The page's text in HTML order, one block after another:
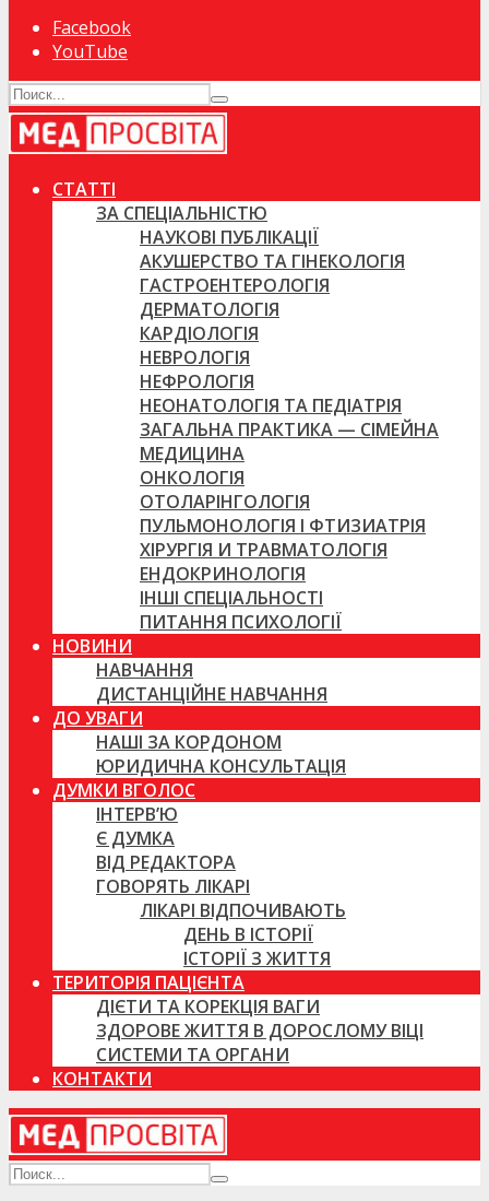
Facebook
YouTube
СТАТТІ
ЗА СПЕЦІАЛЬНІСТЮ
НАУКОВІ ПУБЛІКАЦІЇ
АКУШЕРСТВО ТА ГІНЕКОЛОГІЯ
ГАСТРОЕНТЕРОЛОГІЯ
ДЕРМАТОЛОГІЯ
КАРДІОЛОГІЯ
НЕВРОЛОГІЯ
НЕФРОЛОГІЯ
НЕОНАТОЛОГІЯ ТА ПЕДІАТРІЯ
ЗАГАЛЬНА ПРАКТИКА — СІМЕЙНА
МЕДИЦИНА
ОНКОЛОГІЯ
ОТОЛАРІНГОЛОГІЯ
ПУЛЬМОНОЛОГІЯ І ФТИЗИАТРІЯ
ХІРУРГІЯ И ТРАВМАТОЛОГІЯ
ЕНДОКРИНОЛОГІЯ
ІНШІ СПЕЦІАЛЬНОСТІ
ПИТАННЯ ПСИХОЛОГІЇ
НОВИНИ
НАВЧАННЯ
ДИСТАНЦІЙНЕ НАВЧАННЯ
ДО УВАГИ
НАШІ ЗА КОРДОНОМ
ЮРИДИЧНА КОНСУЛЬТАЦІЯ
ДУМКИ ВГОЛОС
ІНТЕРВ’Ю
Є ДУМКА
ВІД РЕДАКТОРА
ГОВОРЯТЬ ЛІКАРІ
ЛІКАРІ ВІДПОЧИВАЮТЬ
ДЕНЬ В ІСТОРІЇ
ІСТОРІЇ З ЖИТТЯ
ТЕРИТОРІЯ ПАЦІЄНТА
ДІЄТИ ТА КОРЕКЦІЯ ВАГИ
ЗДОРОВЕ ЖИТТЯ В ДОРОСЛОМУ ВІЦІ
СИСТЕМИ ТА ОРГАНИ
КОНТАКТИ